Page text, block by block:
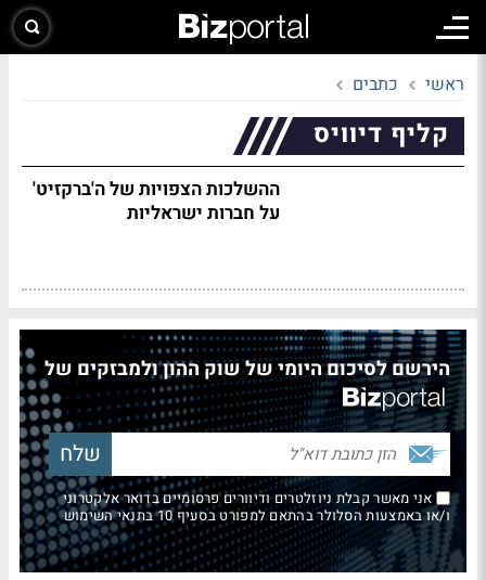
ראשי כתבים
קליף דיוויס
ההשלכות הצפויות של ה'ברקזיט'
על חברות ישראליות
הירשם לסיכום היומי של שוק ההון ולמבזקים של
אני מאשר קבלת ניוזלטרים ודיוורים פרסומיים בדואר אלקטרוני
ו/או באמצעות הסלולר בהתאם למפורט בסעיף 10 בתנאי השימוש